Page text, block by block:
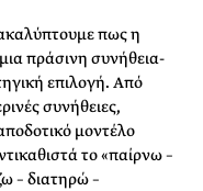
πως η
πράσινη συνήθεια-
επιλογή. Από
συνήθειες,
μοντέλο
το «παίρνω –
– διατηρώ –